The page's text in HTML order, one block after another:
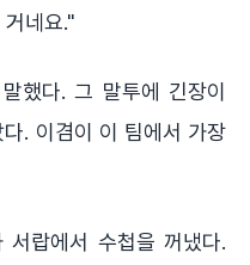
네요."
했다. 그 말투에 긴장이
. 이겸이 이 팀에서 가장
랍에서 수첩을 꺼냈다.